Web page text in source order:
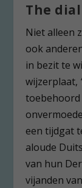
The
Niet alleen
ook
in bezit te
wijzerplaat,
een tijdgat
aloude
van hun
vijanden